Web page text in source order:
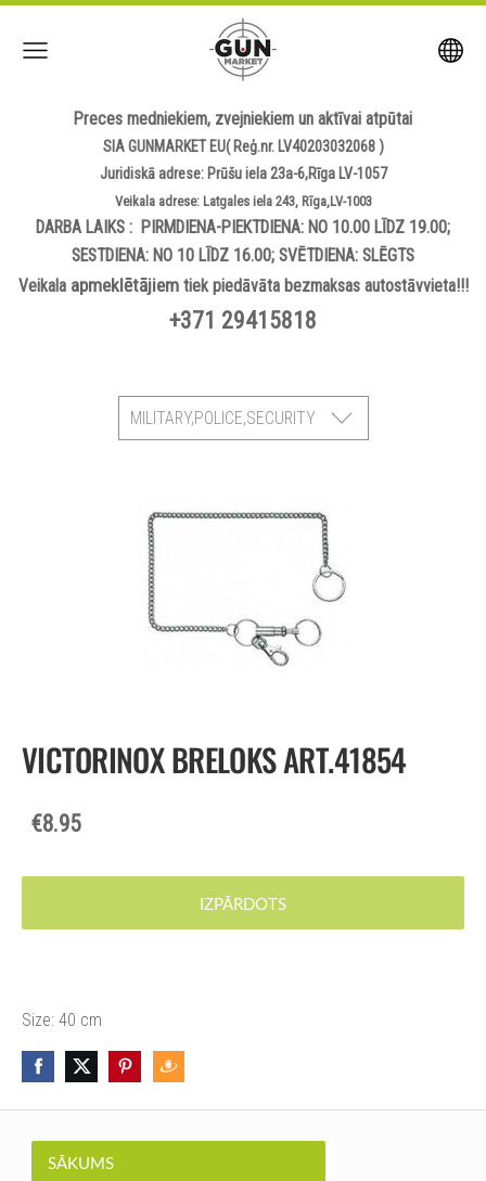
Preces medniekiem, zvejniekiem un aktīvai atpūtai
SIA GUNMARKET EU( Reģ.nr. LV40203032068 )
Juridiskā adrese: Prūšu iela 23a-6,Rīga LV-1057
Veikala adrese: Latgales iela 243, Rīga,LV-1003
DARBA LAIKS : PIRMDIENA-PIEKTDIENA: NO 10.00 LĪDZ 19.00;
SESTDIENA: NO 10 LĪDZ 16.00; SVĒTDIENA: SLĒGTS
Veikala apmeklētājiemtiek piedāvāta bezmaksas autostāvvieta!!!
+371 29415818
MILITARY,POLICE,SECURITY
SĀKUMS
VICTORINOX BRELOKS ART.41854
€8.95
IZPĀRDOTS
Size: 40 cm